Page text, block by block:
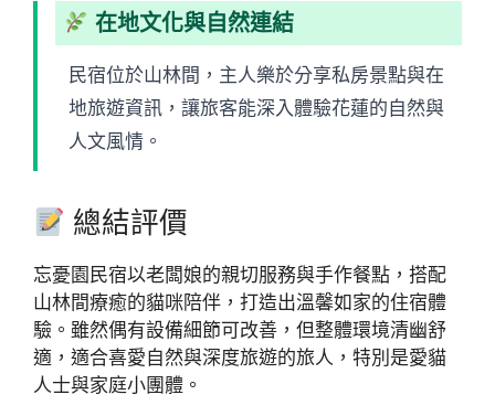
在地文化與自然連結
民宿位於山林間，主人樂於分享私房景點與在
地旅遊資訊，讓旅客能深入體驗花蓮的自然與
人文風情。
總結評價
忘憂園民宿以老闆娘的親切服務與手作餐點，搭配
山林間療癒的貓咪陪伴，打造出溫馨如家的住宿體
驗。雖然偶有設備細節可改善，但整體環境清幽舒
適，適合喜愛自然與深度旅遊的旅人，特別是愛貓
人士與家庭小團體。